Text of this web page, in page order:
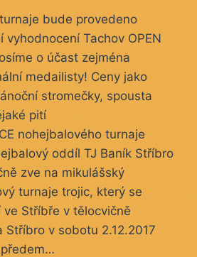
bude provedeno
vyhodnocení Tachov OPEN
o účast zejména
medailisty! Ceny jako
stromečky, spousta
pití
nohejbalového turnaje
oddíl TJ Baník Stříbro
zve na mikulášský
turnaje trojic, který se
ve Stříbře v tělocvičně
Stříbro v sobotu 2.12.2017